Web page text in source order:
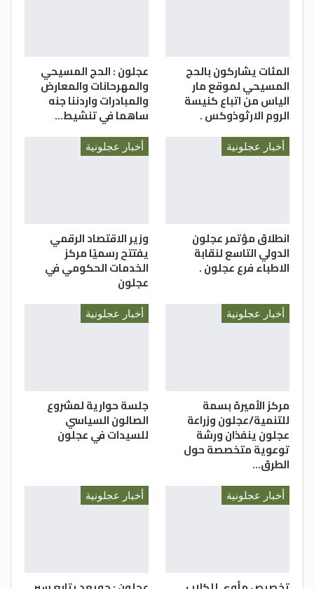
المئات يشاركون بالحج
المسيحي لموقع مار
الياس من اتباع كنيسة
الروم الارثوذوكس .
عجلون : الحج المسيحي
والمهرحانات والمعارض
والمبادرات واردننا جنه
ساهما في تنشيط…
أخبار عجلونية
انطلاق مؤتمر عجلون
الدولي التاسع لنقابة
الاطباء فرع عجلون .
أخبار عجلونية
وزير الاقتصاد الرقمي
يفتتح رسميًا مركز
الخدمات الحكومي في
عجلون
أخبار عجلونية
مركز الأميرة بسمة
للتنمية/عجلون وزراعة
عجلون ينفذان ورشة
توعوية متخصصة حول
الطرق…
أخبار عجلونية
جلسة حوارية لمشروع
الصالون السياسي
للسيدات في عجلون
أخبار عجلونية أخبار عجلونية